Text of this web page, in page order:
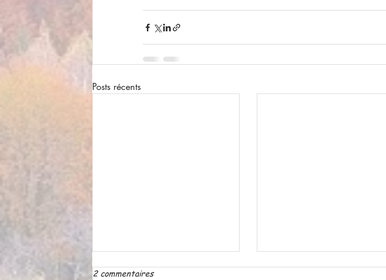
Posts récents
2 commentaires